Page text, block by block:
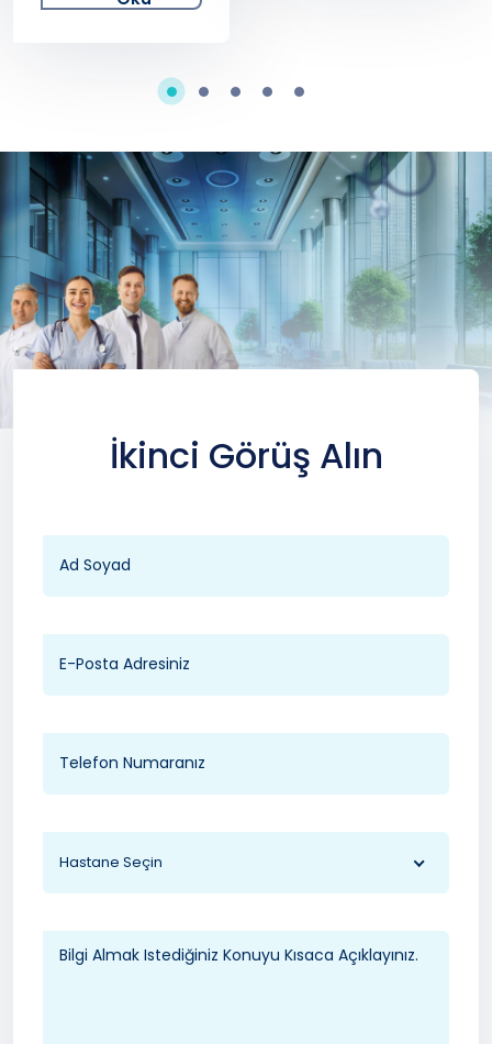
Mideleri
Yeniden Büyür
İkinci Görüş Alın
Hastane Seçin